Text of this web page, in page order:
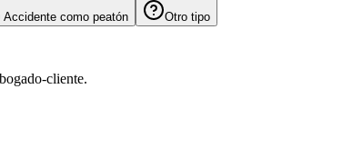
Accidente como peatón Otro tipo
cliente.